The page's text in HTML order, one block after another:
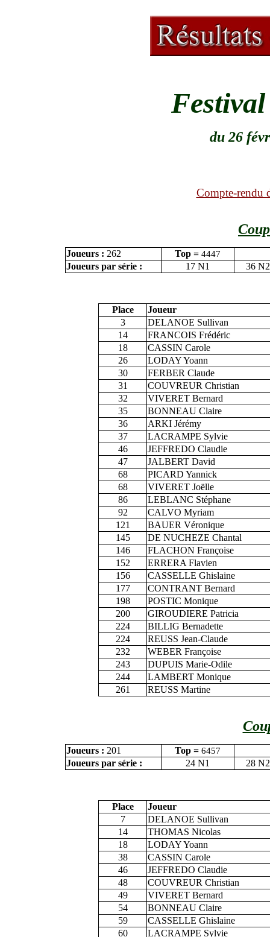
du 26
Compte-rendu
Joueurs : 262 Top = 4447
Joueurs par série : 17 N1 36 N2
Place
Joueur
3
DELANOE Sullivan
14
FRANCOIS Frédéric
18
CASSIN Carole
26
LODAY Yoann
30
FERBER Claude
31
COUVREUR Christian
32
VIVERET Bernard
35
BONNEAU Claire
36
ARKI Jérémy
37
LACRAMPE Sylvie
46
JEFFREDO Claudie
47
JALBERT David
68
PICARD Yannick
68
VIVERET Joëlle
86
LEBLANC Stéphane
92
CALVO Myriam
121
BAUER Véronique
145
DE NUCHEZE Chantal
146
FLACHON Françoise
152
ERRERA Flavien
156
CASSELLE Ghislaine
177
CONTRANT Bernard
198
POSTIC Monique
200
GIROUDIERE Patricia
224
BILLIG Bernadette
224
REUSS Jean-Claude
232
WEBER Françoise
243
DUPUIS Marie-Odile
244
LAMBERT Monique
261
REUSS Martine
Joueurs : 201 Top = 6457
Joueurs par série : 24 N1 28 N2
Place
Joueur
7
DELANOE Sullivan
14
THOMAS Nicolas
18
LODAY Yoann
38
CASSIN Carole
46
JEFFREDO Claudie
48
COUVREUR Christian
49
VIVERET Bernard
54
BONNEAU Claire
59
CASSELLE Ghislaine
60
LACRAMPE Sylvie